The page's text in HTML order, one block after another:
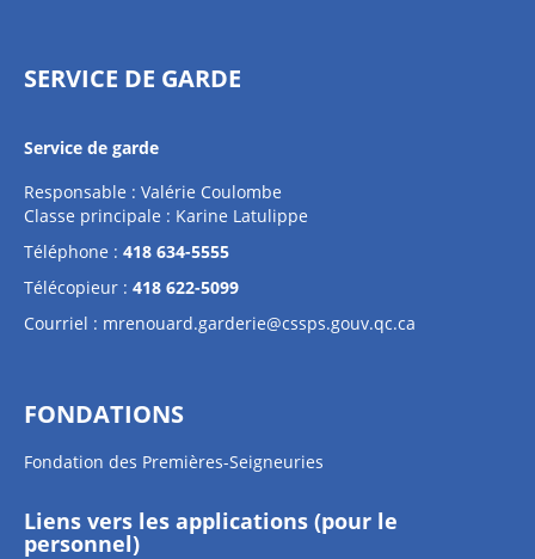
SERVICE DE GARDE
Service de garde
Responsable : Valérie Coulombe
Classe principale : Karine Latulippe
Téléphone : 418 634-5555
Télécopieur : 418 622-5099
Courriel : mrenouard.garderie@cssps.gouv.qc.ca
FONDATIONS
Fondation des Premières-Seigneuries
Liens vers les applications (pour le
personnel)